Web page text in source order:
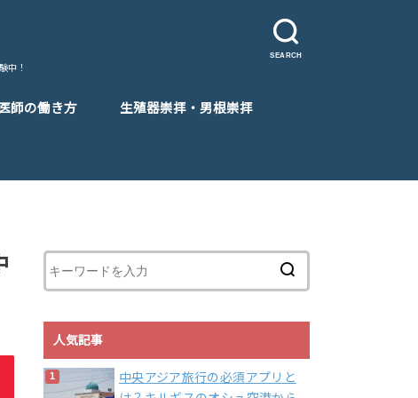
SEARCH
中！
師の働き方 生殖器崇拝・男根崇拝
人気記事
中央アジア旅行の必須アプリと